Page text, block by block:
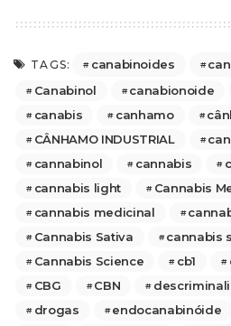
TAGS: canabinoides
Canabinol
canabionoide
canabis
canhamo
CÂNHAMO INDUSTRIAL
cannabinol
cannabis
cannabis light
Cannabis
cannabis medicinal
Cannabis Sativa
cannabis
Cannabis Science
cb1
CBG
CBN
drogas
endocanabinóide